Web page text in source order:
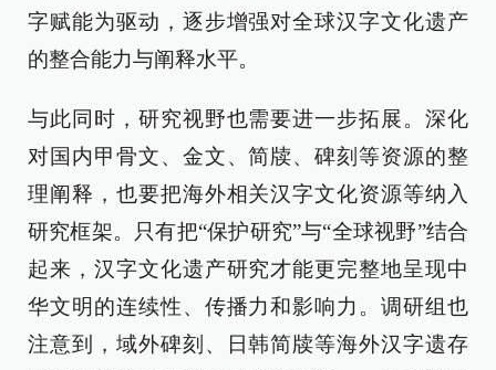
字赋能为驱动，逐步增强对全球汉字文化遗产
的整合能力与阐释水平。
与此同时，研究视野也需要进一步拓展。深化
对国内甲骨文、金文、简牍、碑刻等资源的整
理阐释，也要把海外相关汉字文化资源等纳入
研究框架。只有把“保护研究”与“全球视野”结合
起来，汉字文化遗产研究才能更完整地呈现中
华文明的连续性、传播力和影响力。调研组也
注意到，域外碑刻、日韩简牍等海外汉字遗存